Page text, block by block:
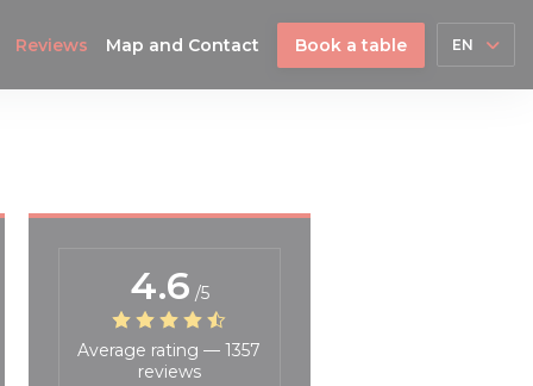
Reviews Map and Contact Book a table EN
4.6 /5
Average rating —1357
reviews